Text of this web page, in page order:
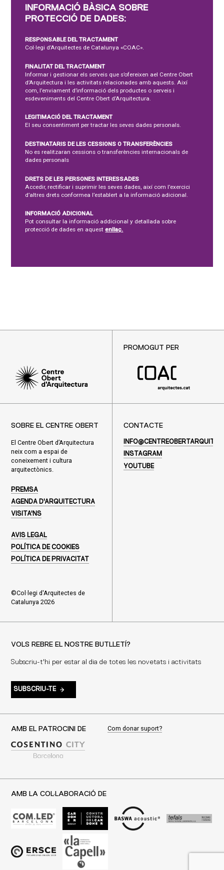
INFORMACIÓ BÀSICA SOBRE
PROTECCIÓ DE DADES:
RESPONSABLE DEL TRACTAMENT
Col·legi d’Arquitectes de Catalunya «COAC».
FINALITAT DEL TRACTAMENT
Informar i gestionar els serveis que s’ofereixen ael Centre Obert
d’Arquitectura i les activitats relacionades amb aquests. Així
com, l’enviament d’informació dels productes o serveis i
esdeveniments del Centre Obert d’Arquitectura.
LEGITIMACIÓ DEL TRACTAMENT
El seu consentiment per tractar les seves dades personals.
DESTINATARIS DE LES CESSIONS O TRANSFERÈNCIES
No es realitzaran cessions o transferències internacionals de
dades personals
DRETS DE LES PERSONES INTERESSADES
Accedir, rectificar i suprimir les seves dades, així com l’exercici
d’altres drets conformea l’establert a la informació adicional.
INFORMACIÓ ADICIONAL
Pot consultar la informació addicional y detallada sobre
protecció de dades en aquestenllaç.
PROMOGUT PER
SOBRE EL CENTRE OBERT
El Centre Obert d’Arquitectura
neix com a espai de
coneixement i cultura
arquitectònics.
PREMSA
AGENDA D'ARQUITECTURA
VISITA'NS
AVIS LEGAL
POLÍTICA DE COOKIES
POLÍTICA DE PRIVACITAT
©Col·legi d'Arquitectes de
Catalunya 2026
CONTACTE
INSTAGRAM
YOUTUBE
VOLS REBRE EL NOSTRE BUTLLETÍ?
Subscriu-t'hi per estar al dia de totes les novetats i activitats
SUBSCRIU-TE
AMB EL PATROCINI DE Com donar suport?
AMB LA COL·LABORACIÓ DE